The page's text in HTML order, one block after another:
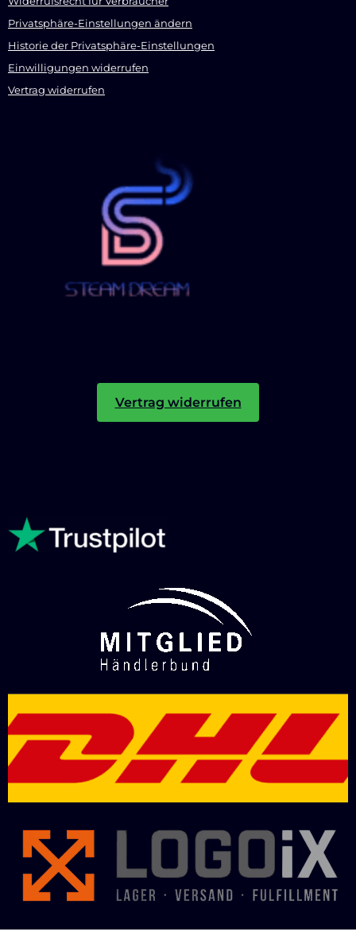
Privatsphäre-Einstellungen ändern
Historie der Privatsphäre-Einstellungen
Einwilligungen widerrufen
Vertrag widerrufen
Vertrag widerrufen